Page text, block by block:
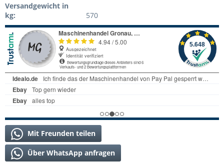
Versandgewicht in
kg:
570
Mit Freunden teilen
Über WhatsApp anfragen